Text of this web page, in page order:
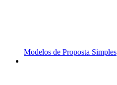
Modelos de Proposta Simples